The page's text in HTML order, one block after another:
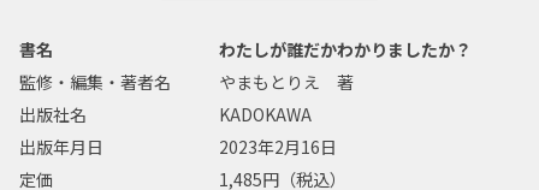
書名
わたしが誰だかわかりましたか？
監修・編集・著者名
やまもとりえ 著
出版社名
KADOKAWA
出版年月日
2023年2月16日
定価
1,485円（税込）